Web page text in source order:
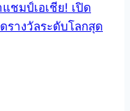
ชมป์เอเชีย! เปิด
รางวัลระดับโลกสุด